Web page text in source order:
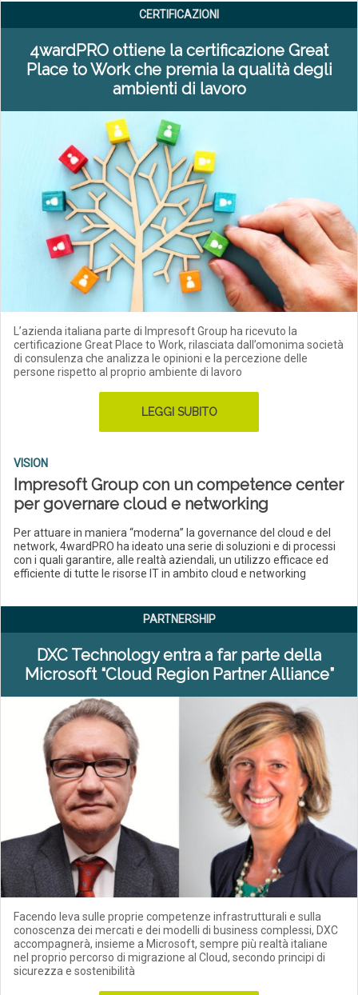
CERTIFICAZIONI
4wardPRO ottiene la certificazione Great
Place to Work che premia la qualità degli
ambienti di lavoro
L’azienda italiana parte di Impresoft Group ha ricevuto la
certificazione Great Place to Work, rilasciata dall’omonima società
di consulenza che analizza le opinioni e la percezione delle
persone rispetto al proprio ambiente di lavoro
LEGGI SUBITO
VISION
Impresoft Group con un competence center
per governare cloud e networking
Per attuare in maniera “moderna” la governance del cloud e del
network, 4wardPRO ha ideato una serie di soluzioni e di processi
con i quali garantire, alle realtà aziendali, un utilizzo efficace ed
efficiente di tutte le risorse IT in ambito cloud e networking
PARTNERSHIP
DXC Technology entra a far parte della
Microsoft “Cloud Region Partner Alliance”
Facendo leva sulle proprie competenze infrastrutturali e sulla
conoscenza dei mercati e dei modelli di business complessi, DXC
accompagnerà, insieme a Microsoft, sempre più realtà italiane
nel proprio percorso di migrazione al Cloud, secondo principi di
sicurezza e sostenibilità